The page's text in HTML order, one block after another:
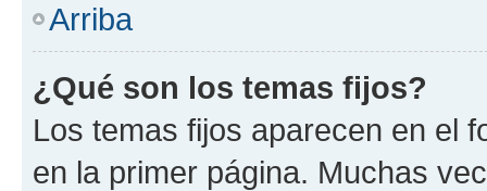
Arriba
¿Qué son los temas fijos?
Los temas fijos aparecen en el
en la primer página. Muchas